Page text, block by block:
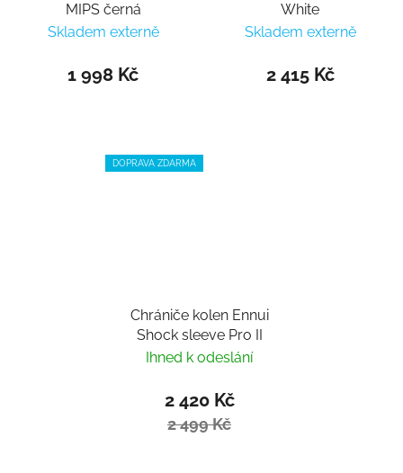
MIPS černá
Skladem externě
1 998 Kč
White
Skladem externě
2 415 Kč
DOPRAVA ZDARMA
Chrániče kolen Ennui
Shock sleeve Pro II
Ihned k odeslání
2 420 Kč
2 499 Kč